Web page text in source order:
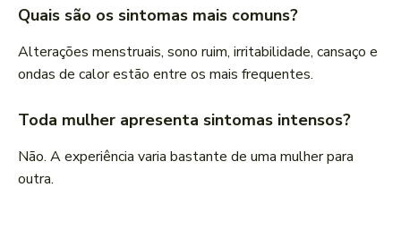
Quais são os sintomas mais comuns?
Alterações menstruais, sono ruim, irritabilidade, cansaço e
ondas de calor estão entre os mais frequentes.
Toda mulher apresenta sintomas intensos?
Não. A experiência varia bastante de uma mulher para
outra.